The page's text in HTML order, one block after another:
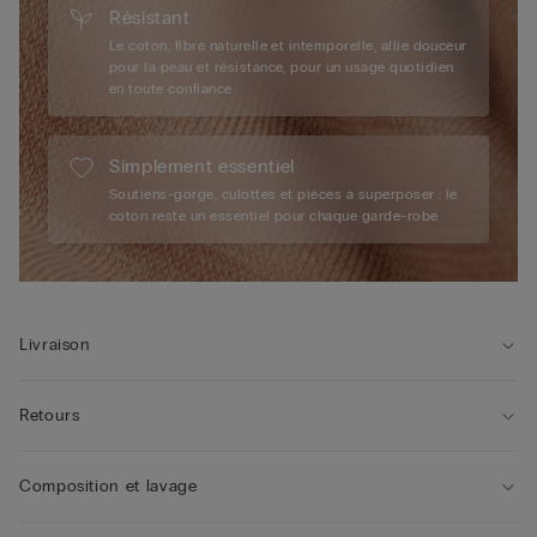
Résistant
Le coton, fibre naturelle et intemporelle, allie douceur
pour la peau et résistance, pour un usage quotidien
en toute confiance
Simplement essentiel
Soutiens-gorge, culottes et pièces à superposer : le
coton reste un essentiel pour chaque garde-robe
Livraison
Retours
Composition et lavage